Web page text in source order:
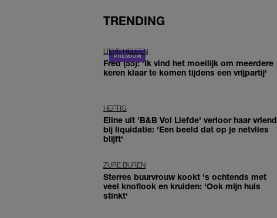
TRENDING
LIEVE HELEEN
Fred (55): 'Ik vind het moeilijk om meerdere
keren klaar te komen tijdens een vrijpartij'
HEFTIG
Eline uit 'B&B Vol Liefde' verloor haar vriend
bij liquidatie: 'Een beeld dat op je netvlies
blijft'
ZURE BUREN
Sterres buurvrouw kookt 's ochtends met
veel knoflook en kruiden: 'Ook mijn huis
stinkt'